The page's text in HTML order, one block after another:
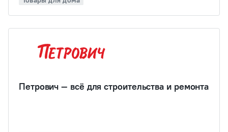
Петрович — всё для строительства и ремонта